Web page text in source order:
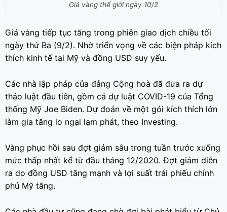
Giá vàng thế giới ngày 10/2
Giá vàng tiếp tục tăng trong phiên giao dịch chiều tối
ngày thứ Ba (9/2). Nhờ triển vọng về các biện pháp kích
thích kinh tế tại Mỹ và đồng USD suy yếu.
Các nhà lập pháp của đảng Cộng hoà đã đưa ra dự
thảo luật đầu tiên, gồm cả dự luật COVID-19 của Tổng
thống Mỹ Joe Biden. Dự đoán về một gói kích thích lớn
làm gia tăng lo ngại lạm phát, theo Investing.
Vàng phục hồi sau đợt giảm sâu trong tuần trước xuống
mức thấp nhất kể từ đầu tháng 12/2020. Đợt giảm diễn
ra do đồng USD tăng mạnh và lợi suất trái phiếu chính
phủ Mỹ tăng.